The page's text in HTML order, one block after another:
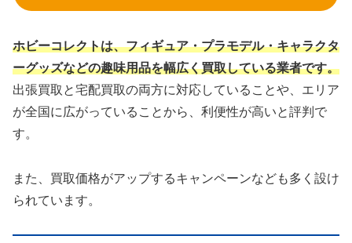
ホビーコレクトは、フィギュア・プラモデル・キャラクタ
ーグッズなどの趣味用品を幅広く買取している業者です。
出張買取と宅配買取の両方に対応していることや、エリア
が全国に広がっていることから、利便性が高いと評判で
す。
また、買取価格がアップするキャンペーンなども多く設け
られています。